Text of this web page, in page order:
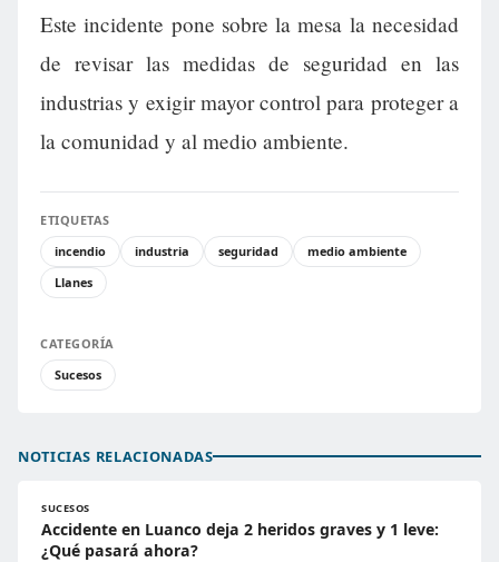
Este incidente pone sobre la mesa la necesidad
de revisar las medidas de seguridad en las
industrias y exigir mayor control para proteger a
la comunidad y al medio ambiente.
ETIQUETAS
incendio
industria seguridad
medio ambiente
Llanes
CATEGORÍA
Sucesos
NOTICIAS RELACIONADAS
SUCESOS
Accidente en Luanco deja 2 heridos graves y 1 leve:
¿Qué pasará ahora?